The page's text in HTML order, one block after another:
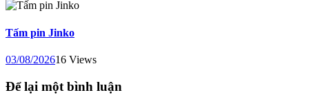
Tấm pin Jinko
03/08/202616 Views
Để lại một bình luận